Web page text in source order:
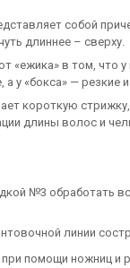
собой
длиннее – сверху.
«ежика» в том, что
а у «бокса» — резкие
короткую
длины волос и
№3 обработать
линии
помощи ножниц и